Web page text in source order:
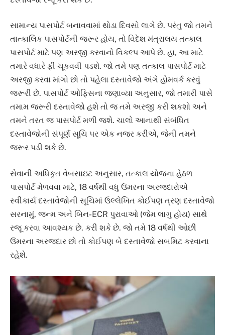
સામાન્ય પાસપોર્ટ બનાવવામાં થોડા દિવસો લાગે છે. પરંતુ જો તમને
તાત્કાલિક પાસપોર્ટની જરૂર હોય, તો વિદેશ મંત્રાલય તત્કાલ
પાસપોર્ટ માટે પણ અરજી કરવાનો વિકલ્પ આપે છે. હા, આ માટે
તમારે વધારે ફી ચૂકવવી પડશે. જો તમે પણ તત્કાલ પાસપોર્ટ માટે
અરજી કરવા માંગો છો તો પહેલા દસ્તાવેજો અંગે હોમવર્ક કરવું
જરૂરી છે. પાસપોર્ટ ઓફિસના જણાવ્યા અનુસાર, જો તમારી પાસે
તમામ જરૂરી દસ્તાવેજો હશે તો જ તમે અરજી કરી શકશો અને
તમને તરત જ પાસપોર્ટ મળી જશે. ચાલો આનાથી સંબંધિત
દસ્તાવેજોની સંપૂર્ણ સૂચિ પર એક નજર કરીએ, જેની તમને
જરૂર પડી શકે છે.
સેવાની અધિકૃત વેબસાઇટ અનુસાર, તત્કાલ યોજના હેઠળ
પાસપોર્ટ મેળવવા માટે, 18 વર્ષથી વધુ ઉંમરના અરજદારોએ
સ્વીકાર્ય દસ્તાવેજોની સૂચિમાં ઉલ્લેખિત કોઈપણ ત્રણ દસ્તાવેજો
સરનામું, જન્મ અને બિન-ECR પુરાવાઓ (જેમ લાગુ હોય) સાથે
રજૂ કરવા આવશ્યક છે. કરી શકે છે. જો તમે 18 વર્ષથી ઓછી
ઉંમરના અરજદાર છો તો કોઈપણ બે દસ્તાવેજો સબમિટ કરવાના
રહેશે.